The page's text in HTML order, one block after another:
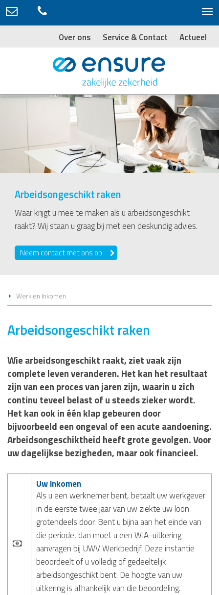
Over ons Service & Contact Actueel
Arbeidsongeschikt raken
Waar krijgt u mee te maken als u arbeidsongeschikt
raakt? Wij staan u graag bij met een deskundig advies.
Neem contact met ons op
Werk en Inkomen
Arbeidsongeschikt raken
Wie arbeidsongeschikt raakt, ziet vaak zijn
complete leven veranderen. Het kan het resultaat
zijn van een proces van jaren zijn, waarin u zich
continu teveel belast of u steeds zieker wordt.
Het kan ook in één klap gebeuren door
bijvoorbeeld een ongeval of een acute aandoening.
Arbeidsongeschiktheid heeft grote gevolgen. Voor
uw dagelijkse bezigheden, maar ook financieel.
Uw inkomen
Als u een werknemer bent, betaalt uw werkgever
in de eerste twee jaar van uw ziekte uw loon
grotendeels door. Bent u bijna aan het einde van
die periode, dan moet u een WIA-uitkering
aanvragen bij UWV Werkbedrijf. Deze instantie
beoordeelt of u volledig of gedeeltelijk
arbeidsongeschikt bent. De hoogte van uw
uitkering is afhankelijk van die beoordeling.